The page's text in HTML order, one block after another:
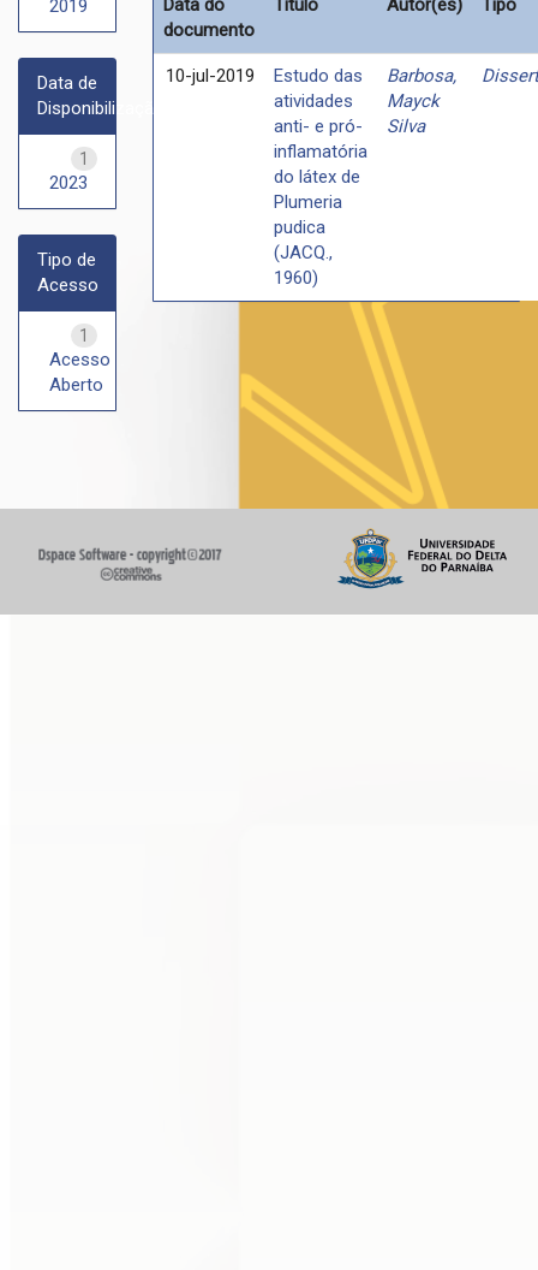
documento
10-jul-2019
Estudo das
atividades
anti- e pró-
inflamatória
do látex de
Plumeria
pudica
(JACQ.,
1960)
Barbosa,
Mayck
Silva
2019
Data de
Disponibilização
1
2023
Tipo de
Acesso
1
Acesso
Aberto